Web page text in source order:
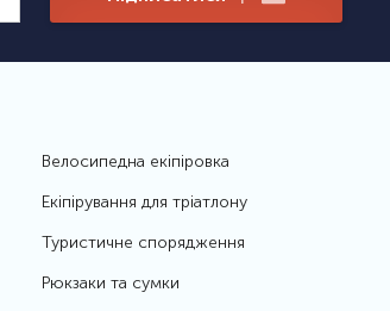
Велосипедна екіпіровка
Екіпірування для тріатлону
Туристичне спорядження
Рюкзаки та сумки